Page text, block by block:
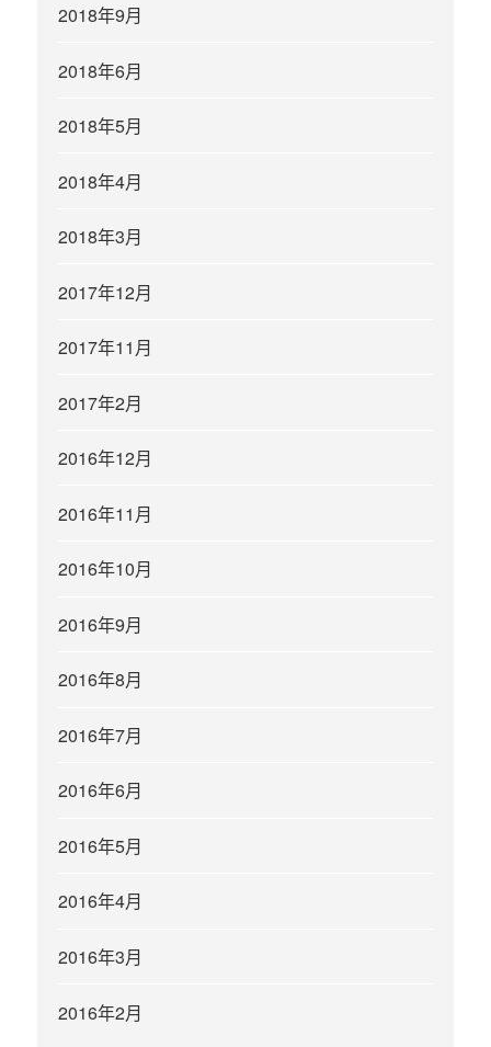
2018年9月
2018年6月
2018年5月
2018年4月
2018年3月
2017年12月
2017年11月
2017年2月
2016年12月
2016年11月
2016年10月
2016年9月
2016年8月
2016年7月
2016年6月
2016年5月
2016年4月
2016年3月
2016年2月